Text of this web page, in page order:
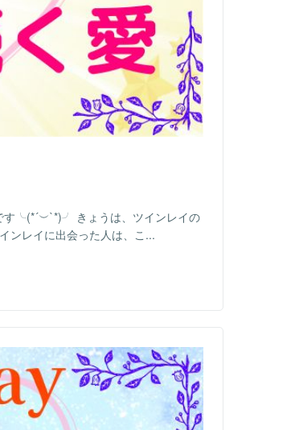
す╰(*´︶`*)╯ きょうは、ツインレイの
ンレイに出会った人は、こ...